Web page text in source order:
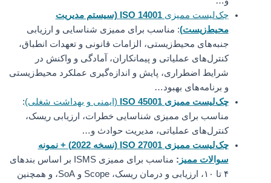
چک‌لیست ممیزی
ISO 14001 (سیستم مدیریت
محیط‌زیست): مناسب برای ممیزی شناسایی و ارزیابی
جنبه‌های محیط‌زیستی، الزامات قانونی و تعهدات انطباق،
کنترل‌های عملیاتی و پیمانکاران، آمادگی و واکنش در
شرایط اضطراری، پایش و اندازه‌گیری عملکرد محیط‌زیستی
و برنامه‌های بهبود…
چک‌لیست ممیزی ISO 45001
(ایمنی و بهداشت شغلی):
مناسب برای ممیزی شناسایی خطرات، ارزیابی ریسک،
کنترل‌های عملیاتی، مدیریت حوادث و…
چک‌لیست ممیزی ISO 27001 (نسخه 2022) + نمونه
سوالات ممیز:
مناسب برای ممیزی ISMS بر اساس بندهای
۴ تا ۱۰، ارزیابی و درمان ریسک، Scope و SoA، و همچنین